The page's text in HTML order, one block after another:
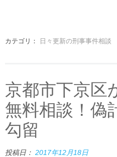
カテゴリ： 日々更新の刑事事件相談
京都市下京区
無料相談！偽
勾留
投稿日： 2017年12月18日